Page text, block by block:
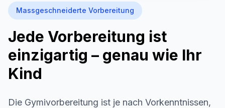
Massgeschneiderte Vorbereitung
Jede Vorbereitung ist
einzigartig – genau wie Ihr
Kind
Die Gymivorbereitung ist je nach Vorkenntnissen,